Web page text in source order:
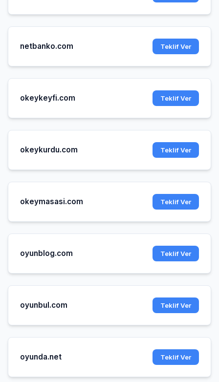
netbanko.com Teklif Ver
okeykeyfi.com Teklif Ver
okeykurdu.com Teklif Ver
okeymasasi.com Teklif Ver
oyunblog.com Teklif Ver
oyunbul.com Teklif Ver
oyunda.net Teklif Ver